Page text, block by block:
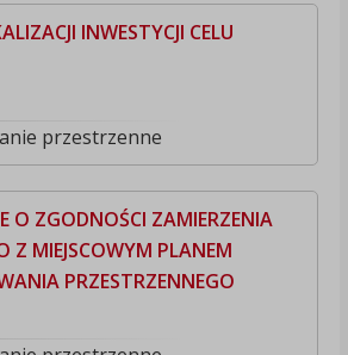
INWESTYCJI CELU
przestrzenne
O ZGODNOŚCI ZAMIERZENIA
Z MIEJSCOWYM PLANEM
PRZESTRZENNEGO